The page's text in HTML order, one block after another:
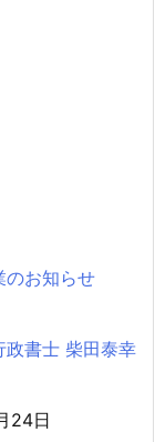
のお知らせ
政書士 柴田泰幸
24日